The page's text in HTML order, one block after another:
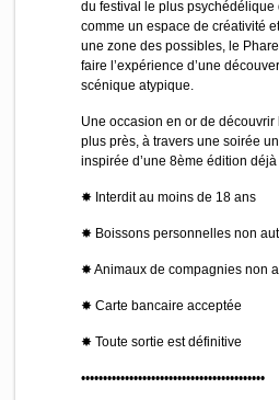
du festival le plus psychédélique
comme un espace de créativité
une zone des possibles, le
faire l’expérience d’une
scénique atypique.
Une occasion en or de découvrir
plus près, à travers une soirée
inspirée d’une 8ème édition
✸ Interdit au moins de 18 ans
✸ Boissons personnelles non
✸ Animaux de compagnies non
✸ Carte bancaire acceptée
✸ Toute sortie est définitive
••••••••••••••••••••••••••••••••••••••••••